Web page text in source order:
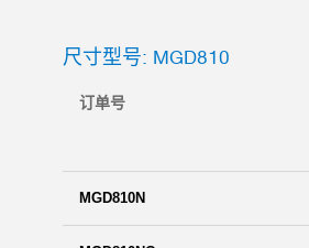
尺寸型号: MGD810
订单号
MGD810N